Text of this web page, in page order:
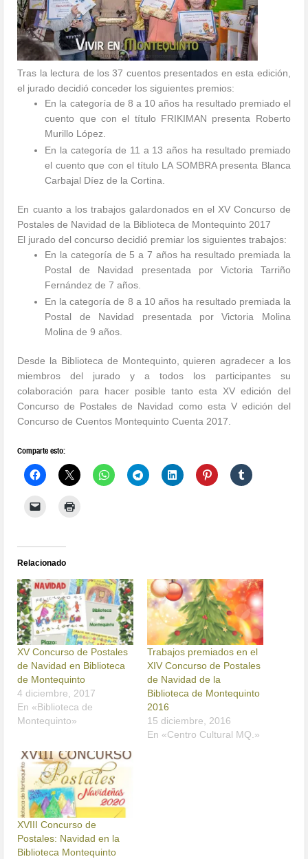
Tras la lectura de los 37 cuentos presentados en esta edición,
el jurado decidió conceder los siguientes premios:
En la categoría de 8 a 10 años ha resultado premiado el
cuento que con el título FRIKIMAN presenta Roberto
Murillo López
En lacategoría de 11 a 13 años ha resultado premiado
el cuento que con el título LA SOMBRApresenta Blanca
Carbajal Díez de la Cortina
En cuanto a los trabajos galardonados en el XV Concurso de
Postales de Navidad de la Biblioteca de Montequinto 2017
El jurado del concurso decidió premiar los siguientes trabajos:
En la categoría de 5 a 7 añosha resultado premiada la
Postal de Navidad presentada por Victoria Tarriño
Fernández de 7 años.
En la categoría de 8 a 10 añosha resultado premiada la
Postal de Navidad presentada porVictoria Molina
Molina de 9 años.
Desde la Biblioteca de Montequinto, quieren agradecer a los
miembros del jurado y a todos los participantes su
colaboración para hacer posible tanto esta XV edición del
Concurso de Postales de Navidad como esta V edición del
Concurso de Cuentos Montequinto Cuenta 2017.
Comparte esto:
Relacionado
XV Concurso de Postales
de Navidad en Biblioteca
de Montequinto
4 diciembre, 2017
En «Biblioteca de
Montequinto»
Trabajos premiados en el
XIV Concurso de Postales
de Navidad de la
Biblioteca de Montequinto
2016
15 diciembre, 2016
En «Centro Cultural MQ.»
XVIII Concurso de
Postales: Navidad en la
Biblioteca Montequinto